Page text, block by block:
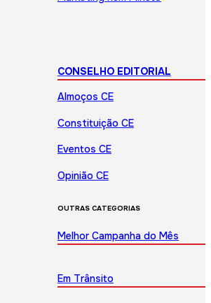
CONSELHO EDITORIAL
Almoços CE
Constituição CE
Eventos CE
Opinião CE
OUTRAS CATEGORIAS
Melhor Campanha do Mês
Em Trânsito